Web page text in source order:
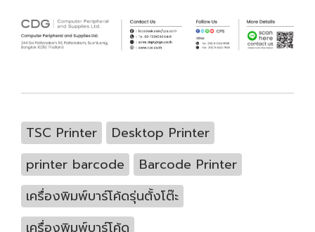
TSC Printer
Desktop Printer
printer barcode
Barcode Printer
เครื่องพิมพ์บาร์โค้ดรุ่นตั้งโต๊ะ
เครื่องพิมพ์บาร์โค้ด